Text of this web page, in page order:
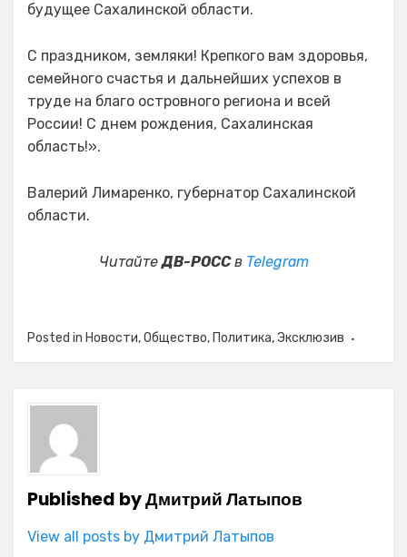
будущее Сахалинской области.
С праздником, земляки! Крепкого вам здоровья,
семейного счастья и дальнейших успехов в
труде на благо островного региона и всей
России! С днем рождения, Сахалинская
область!».
Валерий Лимаренко, губернатор Сахалинской
области.
ЧитайтеДВ-РОССв Telegram
Posted in Новости,Общество, Политика,Эксклюзив
Published byДмитрий Латыпов
View all posts by Дмитрий Латыпов